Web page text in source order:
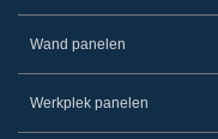
Wand panelen
Werkplek panelen